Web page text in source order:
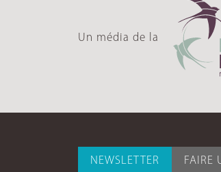
Un média de la
NEWSLETTER FAIRE